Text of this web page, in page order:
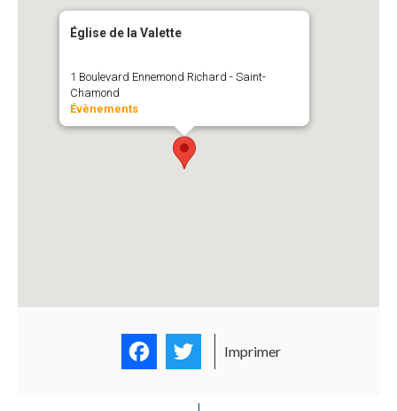
Église de la Valette
1 Boulevard Ennemond Richard - Saint-
Chamond
Évènements
FacebookTwitter
Imprimer